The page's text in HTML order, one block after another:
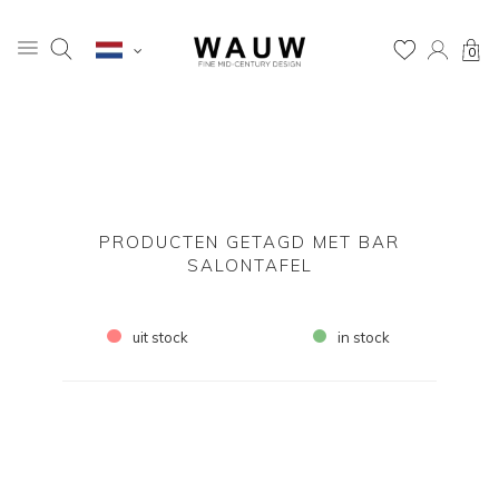
0
PRODUCTEN GETAGD MET BAR
SALONTAFEL
uit stock in stock